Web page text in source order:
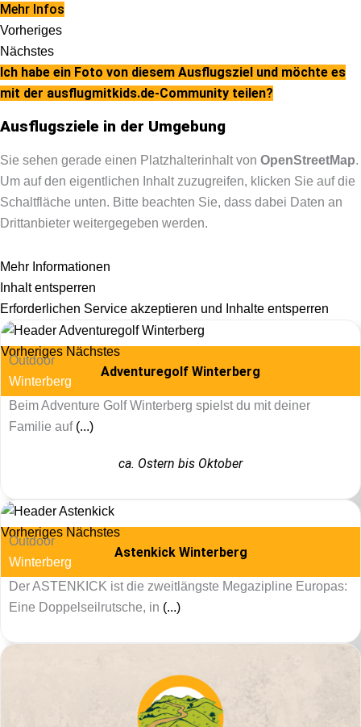
Mehr Infos
Vorheriges
Nächstes
Ich habe ein Foto von diesem Ausflugsziel und möchte es
mit der ausflugmitkids.de-Community teilen?
Ausflugsziele in der Umgebung
Sie sehen gerade einen Platzhalterinhalt von OpenStreetMap.
Um auf den eigentlichen Inhalt zuzugreifen, klicken Sie auf die
Schaltfläche unten. Bitte beachten Sie, dass dabei Daten an
Drittanbieter weitergegeben werden.
Mehr Informationen
Inhalt entsperren
Erforderlichen Service akzeptieren und Inhalte entsperren
Vorheriges Nächstes
Outdoor
Winterberg
Adventuregolf Winterberg
Beim Adventure Golf Winterberg spielst du mit deiner
Familie auf (...)
ca. Ostern bis Oktober
Vorheriges Nächstes
Outdoor
Winterberg
Astenkick Winterberg
Der ASTENKICK ist die zweitlängste Megazipline Europas:
Eine Doppelseilrutsche, in (...)